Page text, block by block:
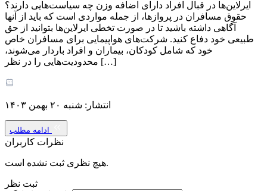
ایرلاین‌ها در قبال افراد دارای اضافه وزن چه سیاست‌هایی دارند؟
حقوق مسافران در پروازها، از جمله مواردی است که باید از آنها
آگاهی داشته باشید تا در صورت تخطی ایرلاین‌ها بتوانید از حق
طبیعی خود دفاع کنید. شرکت‌های هواپیمایی برای مسافران خاص
خود که شامل کودکان، بیماران و افراد باردار می‌شوند،
محدودیت‌هایی را در نظر […]
انتشار: شنبه ۲۰ بهمن ۱۴۰۳
ادامه مطلب
نظرات کاربران
هیچ نظری ثبت نشده است.
ثبت نظر